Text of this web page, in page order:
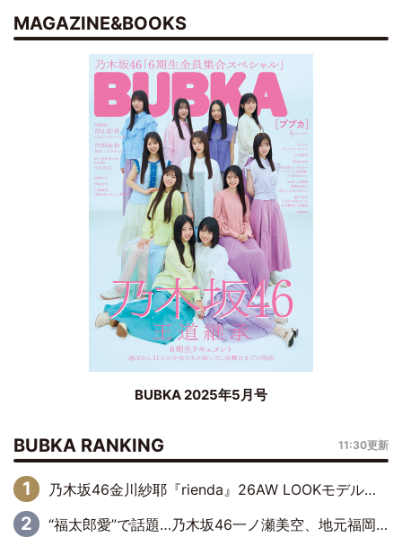
MAGAZINE&BOOKS
BUBKA 2025年5月号
BUBKA RANKING 11:30更新
乃木坂46金川紗耶『rienda』26AW LOOKモデルに就任
“福太郎愛”で話題…乃木坂46一ノ瀬美空、地元福岡『めんべい25周年トップサポーター』に就任